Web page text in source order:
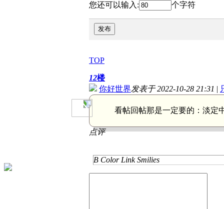
您还可以输入: 个字符
发布
TOP
12楼
你好世界发表于 2022-10-28 21:31 |
看帖回帖那是一定要的： 淡定
点评
B Color Link Smilies